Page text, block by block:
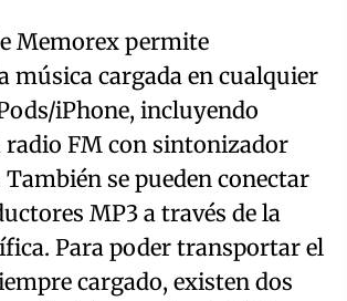
Memorex permite
música cargada en cualquier
iPhone, incluyendo
radio FM con sintonizador
se pueden conectar
MP3 a través de la
Para poder transportar el
cargado, existen dos